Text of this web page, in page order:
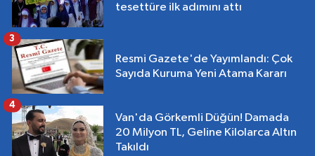
tesettüre ilk adımını attı
Resmi Gazete'de Yayımlandı: Çok
Sayıda Kuruma Yeni Atama Kararı
3
Van'da Görkemli Düğün! Damada
20 Milyon TL, Geline Kilolarca Altın
Takıldı
4